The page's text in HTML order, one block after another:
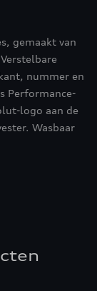
gemaakt van
nummer en
Performance-
logo aan de
Wasbaar